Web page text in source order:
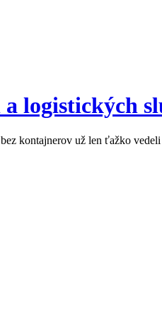
logistických
kontajnerov už len ťažko